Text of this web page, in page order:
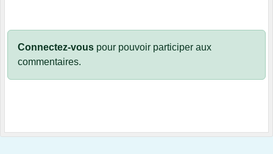
Connectez-vous pour pouvoir participer aux
commentaires.